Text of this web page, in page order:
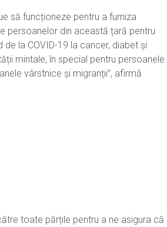
să funcționeze pentru a furniza
persoanelor din această țară pentru
la COVID-19 la cancer, diabet și
mintale, în special pentru persoanele
vârstnice și migranții”, afirmă
toate părțile pentru a ne asigura că